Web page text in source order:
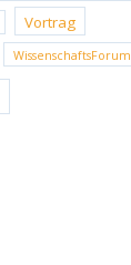
Vortrag
WissenschaftsForum